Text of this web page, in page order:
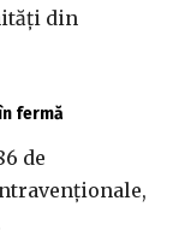
din
fermă
de